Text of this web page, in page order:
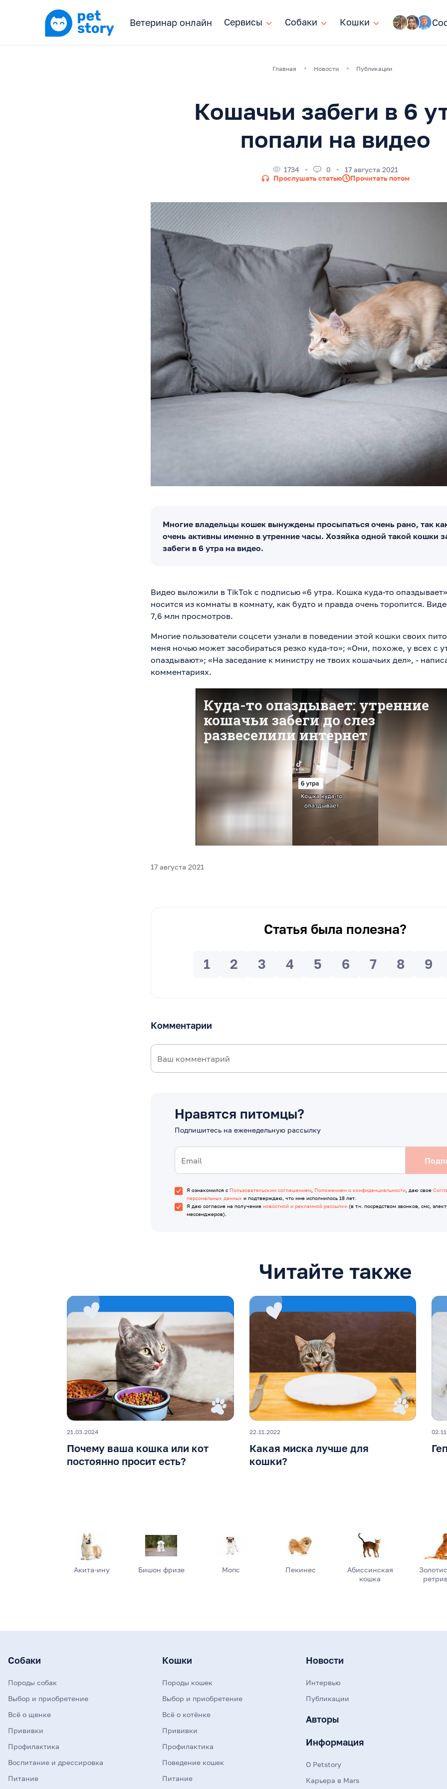
Ветеринар онлайн Сервисы
Сервисы Собаки
Собаки Кошки
Кошки
Главная Новости Публикации
Кошачьи забеги в 6
попали на видео
1734 0
17 августа 2021
Прослушать статью
Прочитать потом
Многие владельцы кошек вынуждены просыпаться очень рано, так
очень активны именно в утренние часы. Хозяйка одной такой кошки
забеги в 6 утра на видео.
Видео выложили в TikTok с подписью «6 утра. Кошка куда-то
носится из комнаты в комнату, как будто и правда очень торопится.
7,6 млн просмотров.
Многие пользователи соцсети узнали в поведении этой кошки своих
меня ночью может засобираться резко куда-то»; «Они, похоже, у всех с
опаздывают»; «На заседание к министру не твоих кошачьих дел», -
комментариях.
17 августа 2021
Статья была полезна?
9
8
7
6
5
4
3
2
1
Комментарии
Нравятся питомцы?
Подпишитесь на еженедельную рассылку
Я ознакомился с Пользовательским соглашением, Положением о конфиденциальности, даю свое
персональных данных и подтверждаю, что мне исполнилось 18 лет.
Я даю согласие на получение новостной и рекламной рассылки (в т.ч. посредством звонков, смс,
мессенджеров).
Читайте также
21.03.2024
Почему ваша кошка или кот
постоянно просит есть?
22.11.2022
Какая миска лучше для
кошки?
Акита-ину Бишон фризе Мопс Пекинес
Абиссинская
кошка
Собаки
Породы собак
Выбор и приобретение
Всё о щенке
Прививки
Профилактика
Воспитание и дрессировка
Питание
Кошки
Породы кошек
Выбор и приобретение
Всё о котёнке
Прививки
Профилактика
Поведение кошек
Питание
Новости
Интервью
Публикации
Авторы
Информация
О Petstory
Карьера в Mars